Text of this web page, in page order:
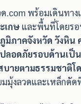
พร้อมเดินทาง
เกษ และพื้นที่โดยรอ
มิภาคจังหวัด วังหิน
ลอดภัยรอบด้านเ
ายตามธรรมชาติโ
ยมมุ้งลวดและเหล็ก